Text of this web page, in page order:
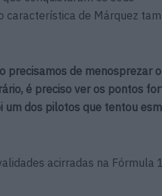
característica de Márquez
precisamos de menosprezar o
é preciso ver os pontos
um dos pilotos que tentou
acirradas na Fórmula